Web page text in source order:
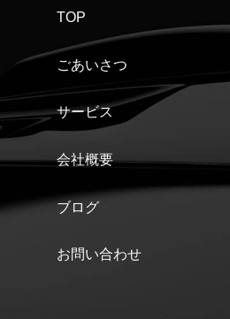
TOP
ごあいさつ
サービス
会社概要
ブログ
お問い合わせ